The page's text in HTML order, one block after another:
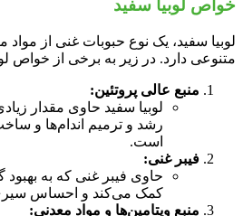
خواص لوبیا سفید
لوبیا سفید، یک نوع حبوبات غنی از
متنوعی دارد. در زیر به برخی از خواص
منبع عالی پروتئین:
لوبیا سفید حاوی مقدار
رشد و ترمیم اندام‌ها و
است.
فیبر غنی:
حاوی فیبر غنی که به
کمک می‌کند و احساس
منبع ویتامین‌ها و مواد معدنی: